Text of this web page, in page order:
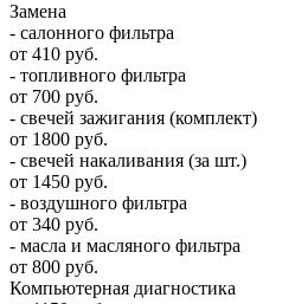
Замена
- салонного фильтра
от 410 руб.
- топливного фильтра
от 700 руб.
- свечей зажигания (комплект)
от 1800 руб.
- свечей накаливания (за шт.)
от 1450 руб.
- воздушного фильтра
от 340 руб.
- масла и масляного фильтра
от 800 руб.
Компьютерная диагностика